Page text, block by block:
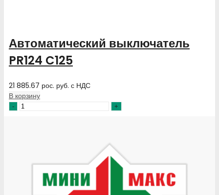
Автоматический выключатель
PR124 C125
21 885.67 рос. руб. с НДС
В корзину